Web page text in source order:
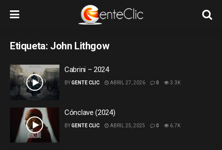
Etiqueta: John Lithgow
Cabrini – 2024
BYGENTE CLIC ABRIL 27, 2026 0 3.3K
Cónclave (2024)
BYGENTE CLIC ABRIL 25, 2025 0 6.7K